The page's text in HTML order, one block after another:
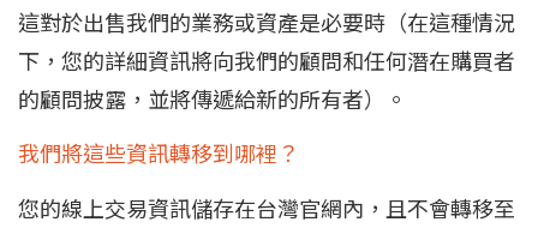
這對於出售我們的業務或資產是必要時（在這種情況
下，您的詳細資訊將向我們的顧問和任何潛在購買者
的顧問披露，並將傳遞給新的所有者）。
我們將這些資訊轉移到哪裡？
您的線上交易資訊儲存在台灣官網內，且不會轉移至